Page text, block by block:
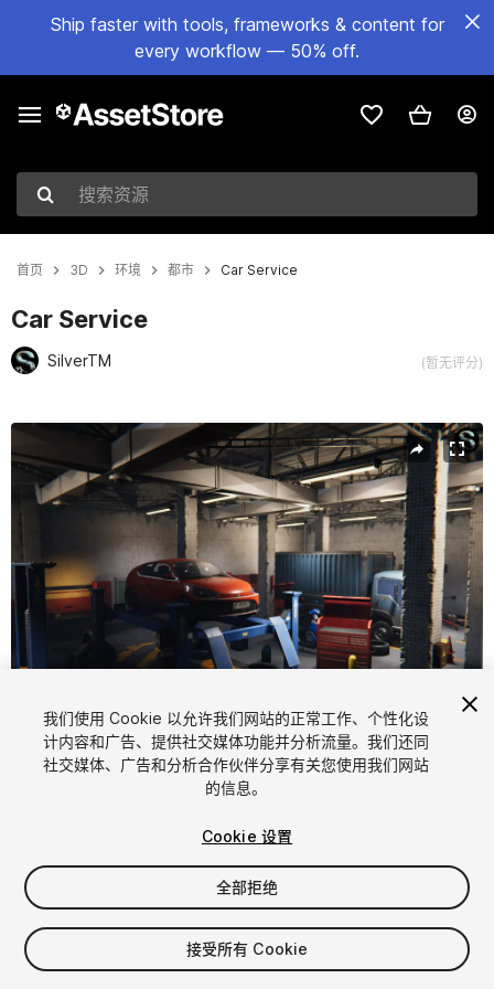
Ship faster with tools, frameworks & content for
every workflow — 50% off.
搜索资源
首页 3D 环境 都市 Car Service
Car Service
SilverTM (暂无评分)
当前幻灯片：1 / 10
1/10
$75
增值税将在结算时计算
我们使用 Cookie 以允许我们网站的正常工作、个性化设
计内容和广告、提供社交媒体功能并分析流量。我们还同
社交媒体、广告和分析合作伙伴分享有关您使用我们网站
的信息。
Cookie 设置
全部拒绝
接受所有 Cookie